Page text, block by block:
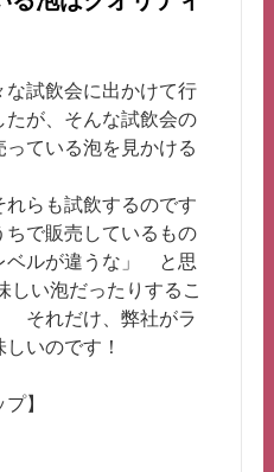
な試飲会に出かけて行
たが、そんな試飲会の
ている泡を見かける
らも試飲するのです
ちで販売しているもの
ベルが違うな」 と思
しい泡だったりするこ
それだけ、弊社がラ
いのです！
】